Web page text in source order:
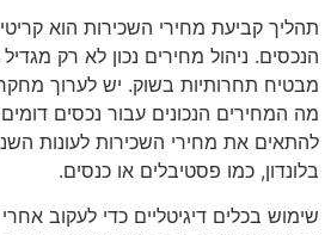
תהליך קביעת מחירי השכירות הוא
הנכסים. ניהול מחירים נכון לא רק
מבטיח תחרותיות בשוק. יש לערוך
מה המחירים הנכונים עבור נכסים
להתאים את מחירי השכירות לעונות
בלונדון, כמו פסטיבלים או כנסים.
שימוש בכלים דיגיטליים כדי לעקוב